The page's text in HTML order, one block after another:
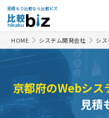
見積もり比較なら比較ビズ
HOME システム開発会社 シ
京都府のWebシス
見積
Webシステム開発の